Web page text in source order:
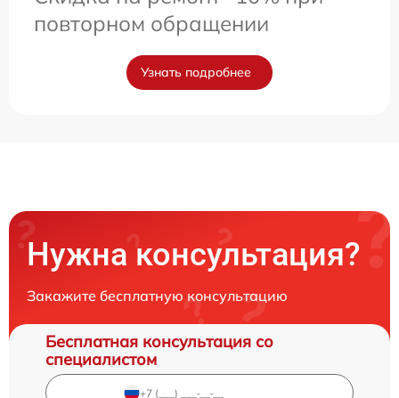
повторном обращении
Узнать подробнее
Нужна консультация?
Закажите бесплатную консультацию
Бесплатная консультация со
специалистом